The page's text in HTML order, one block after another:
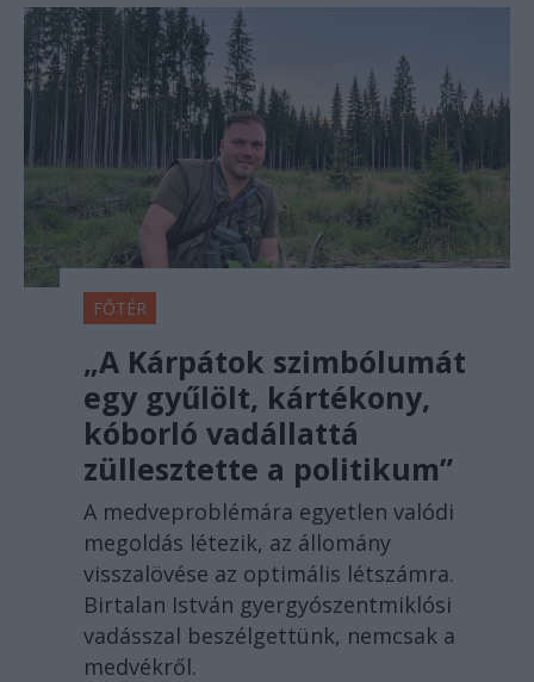
FŐTÉR
„A Kárpátok szimbólumát
egy gyűlölt, kártékony,
kóborló vadállattá
züllesztette a politikum”
A medveproblémára egyetlen valódi
megoldás létezik, az állomány
visszalövése az optimális létszámra.
Birtalan István gyergyószentmiklósi
vadásszal beszélgettünk, nemcsak a
medvékről.